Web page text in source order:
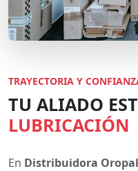
TRAYECTORIA Y
TU ALIADO
LUBRICACIÓN
En Distribuidora Oropal